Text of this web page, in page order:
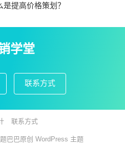
提高价格策划？
学堂
联系方式
联系方式
巴巴原创 WordPress 主题